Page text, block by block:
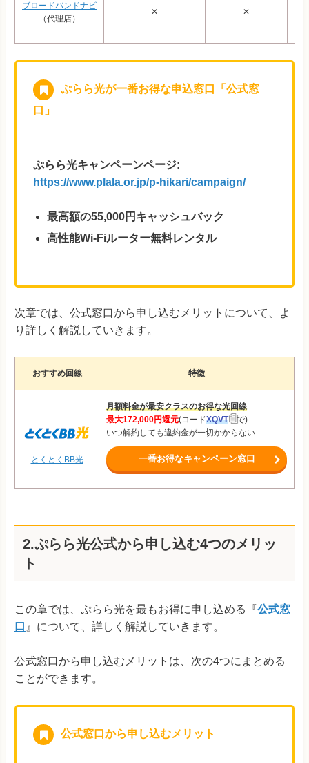
ブロードバンドナビ
（代理店）
✕ ✕
ぷらら光が一番お得な申込窓口「公式窓
口」
ぷらら光キャンペーンページ:
https://www.plala.or.jp/p-hikari/campaign/
最高額の55,000円キャッシュバック
高性能Wi-Fiルーター無料レンタル
次章では、公式窓口から申し込むメリットについて、よ
り詳しく解説していきます。
おすすめ回線 特徴
とくとくBB光
月額料金が最安クラスのお得な光回線
最大172,000円還元(コードXQVT
で)
いつ解約しても違約金が一切かからない
一番お得なキャンペーン窓口
2.ぷらら光公式から申し込む4つのメリッ
ト
この章では、ぷらら光を最もお得に申し込める『公式窓
口 』について、詳しく解説していきます。
公式窓口から申し込むメリットは、次の4つにまとめる
ことができます。
公式窓口から申し込むメリット